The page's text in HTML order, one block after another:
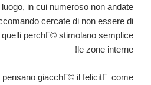
in cui numeroso non andate
cercate di non essere di
perchГ© stimolano semplice
le zone interne!
giacchГ© il felicitГ come